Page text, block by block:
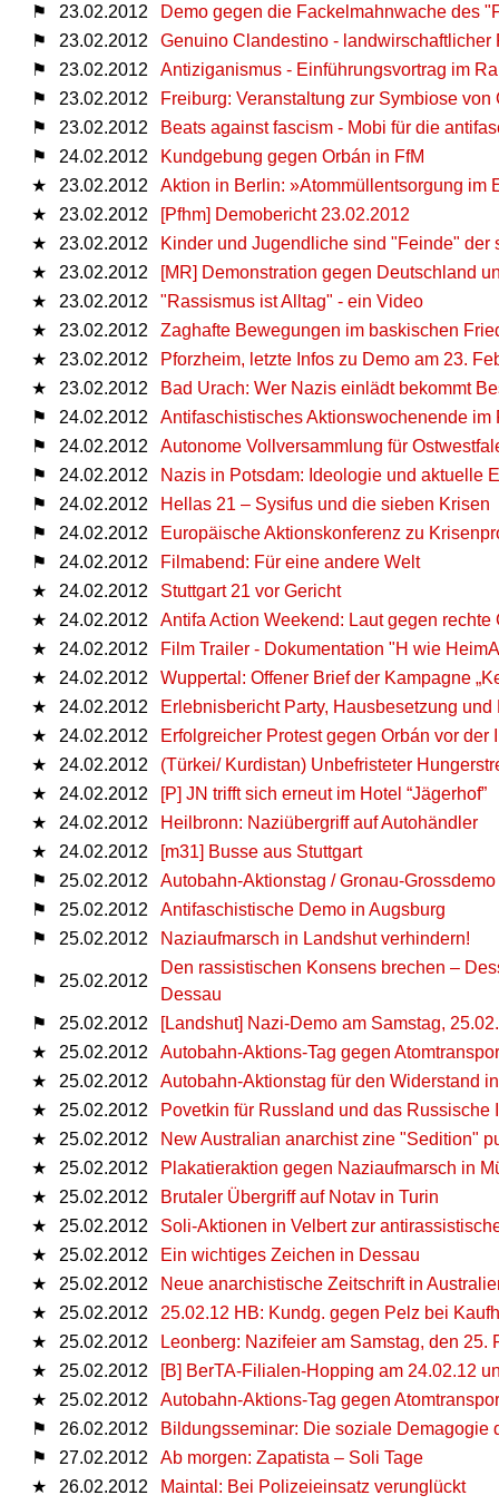
⚑
23.02.2012
Demo gegen die Fackelmahnwache des
⚑
23.02.2012
Genuino Clandestino - landwirschaftlicher
⚑
23.02.2012
Antiziganismus - Einführungsvortrag im
⚑
23.02.2012
Freiburg: Veranstaltung zur Symbiose
⚑
23.02.2012
Beats against fascism - Mobi für die
⚑
24.02.2012
Kundgebung gegen Orbán in FfM
★
23.02.2012
Aktion in Berlin: »Atommüllentsorgung im
★
23.02.2012
[Pfhm] Demobericht 23.02.2012
★
23.02.2012
Kinder und Jugendliche sind "Feinde" der
★
23.02.2012
[MR] Demonstration gegen Deutschland
★
23.02.2012
"Rassismus ist Alltag" - ein Video
★
23.02.2012
Zaghafte Bewegungen im baskischen
★
23.02.2012
Pforzheim, letzte Infos zu Demo am 23.
★
23.02.2012
Bad Urach: Wer Nazis einlädt bekommt
⚑
24.02.2012
Antifaschistisches Aktionswochenende im
⚑
24.02.2012
Autonome Vollversammlung für
⚑
24.02.2012
Nazis in Potsdam: Ideologie und aktuelle
⚑
24.02.2012
Hellas 21 – Sysifus und die sieben Krisen
⚑
24.02.2012
Europäische Aktionskonferenz zu
⚑
24.02.2012
Filmabend: Für eine andere Welt
★
24.02.2012
Stuttgart 21 vor Gericht
★
24.02.2012
Antifa Action Weekend: Laut gegen
★
24.02.2012
Film Trailer - Dokumentation "H wie
★
24.02.2012
Wuppertal: Offener Brief der Kampagne
★
24.02.2012
Erlebnisbericht Party, Hausbesetzung
★
24.02.2012
Erfolgreicher Protest gegen Orbán vor der
★
24.02.2012
(Türkei/ Kurdistan) Unbefristeter
★
24.02.2012
[P] JN trifft sich erneut im Hotel “Jägerhof”
★
24.02.2012
Heilbronn: Naziübergriff auf Autohändler
★
24.02.2012
[m31] Busse aus Stuttgart
⚑
25.02.2012
Autobahn-Aktionstag / Gronau-Grossdemo
⚑
25.02.2012
Antifaschistische Demo in Augsburg
⚑
25.02.2012 Naziaufmarsch in Landshut verhindern!
⚑ 25.02.2012
Den rassistischen Konsens brechen –
Dessau
⚑
25.02.2012
[Landshut] Nazi-Demo am Samstag, 25.02.
★
25.02.2012
Autobahn-Aktions-Tag gegen
★
25.02.2012
Autobahn-Aktionstag für den Widerstand
★
25.02.2012
Povetkin für Russland und das Russische
★
25.02.2012
New Australian anarchist zine "Sedition"
★
25.02.2012
Plakatieraktion gegen Naziaufmarsch in
★
25.02.2012
Brutaler Übergriff auf Notav in Turin
★
25.02.2012
Soli-Aktionen in Velbert zur
★
25.02.2012
Ein wichtiges Zeichen in Dessau
★
25.02.2012
Neue anarchistische Zeitschrift in
★
25.02.2012
25.02.12 HB: Kundg. gegen Pelz bei
★
25.02.2012
Leonberg: Nazifeier am Samstag, den 25.
★
25.02.2012
[B] BerTA-Filialen-Hopping am 24.02.12
★
25.02.2012
Autobahn-Aktions-Tag gegen
⚑
26.02.2012
Bildungsseminar: Die soziale Demagogie
⚑
27.02.2012
Ab morgen: Zapatista – Soli Tage
★
26.02.2012 Maintal: Bei Polizeieinsatz verunglückt